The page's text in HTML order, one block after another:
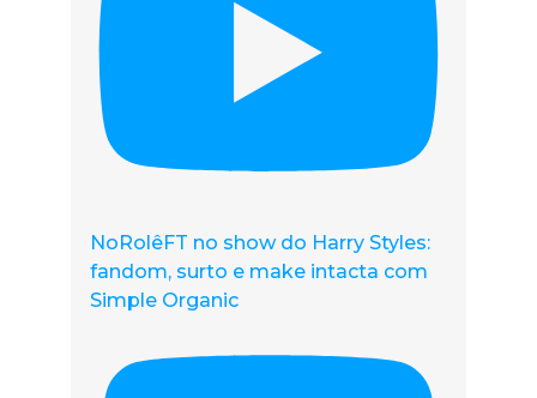
NoRolêFT no show do Harry Styles:
fandom, surto e make intacta com
Simple Organic